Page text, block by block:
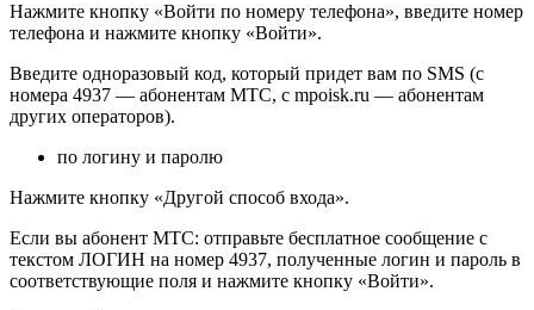
Нажмите кнопку «Войти по номеру телефона», введите номер
телефона и нажмите кнопку «Войти».
Введите одноразовый код, который придет вам по SMS (c
номера 4937 — абонентам МТС, с mpoisk.ru — абонентам
других операторов).
по логину и паролю
Нажмите кнопку «Другой способ входа».
Если вы абонент МТС: отправьте бесплатное сообщение с
текстом ЛОГИН на номер 4937, полученные логин и пароль в
соответствующие поля и нажмите кнопку «Войти».